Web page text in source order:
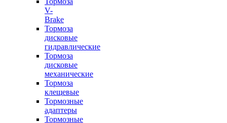
V-
Brake
Тормоза
дисковые
гидравлические
Тормоза
дисковые
механические
Тормоза
клещевые
Тормозные
адаптеры
Тормозные